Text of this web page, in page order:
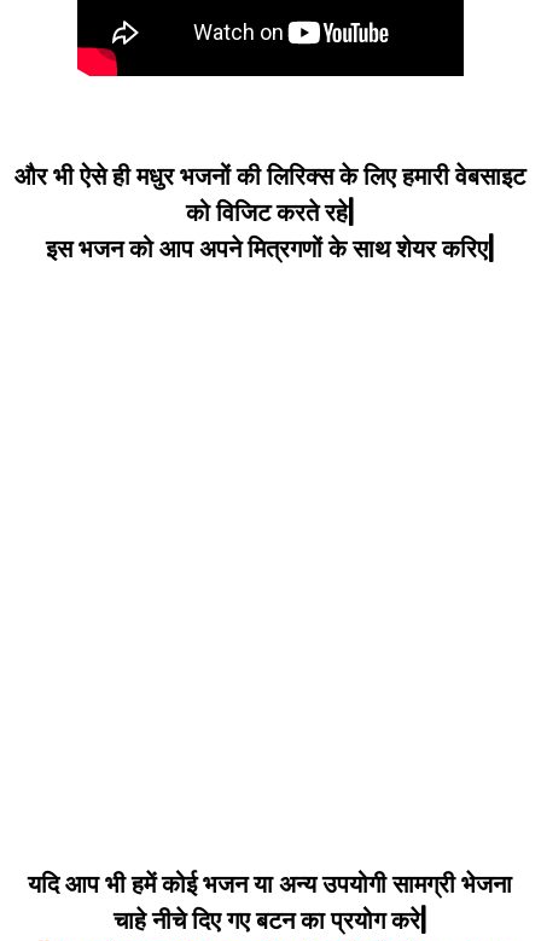
और भी ऐसे ही मधुर भजनों की लिरिक्स के लिए हमारी वेबसाइट
को विजिट करते रहे|
इस भजन को आप अपने मित्रगणों के साथ शेयर करिए|
यदि आप भी हमें कोई भजन या अन्य उपयोगी सामग्री भेजना
चाहे नीचे दिए गए बटन का प्रयोग करे|